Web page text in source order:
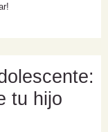
tu hijo